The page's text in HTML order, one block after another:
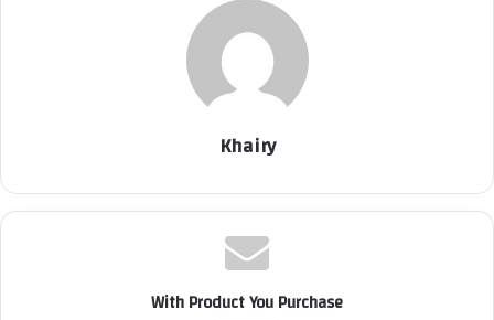
Khairy
With Product You Purchase